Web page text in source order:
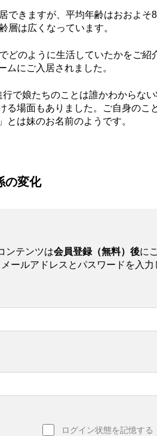
できますが、平均年齢はおおよ
層は広くなっています。
どのように生活していたかをご紹
にご入居されました。
で娘たちのことは誰かわからな
る場面もありました。ご自身のこ
は妹のお名前のようです。
の変化
ンテンツは会員登録（無料）後に
ールアドレスとパスワードを入力
ログイン状態を記憶する